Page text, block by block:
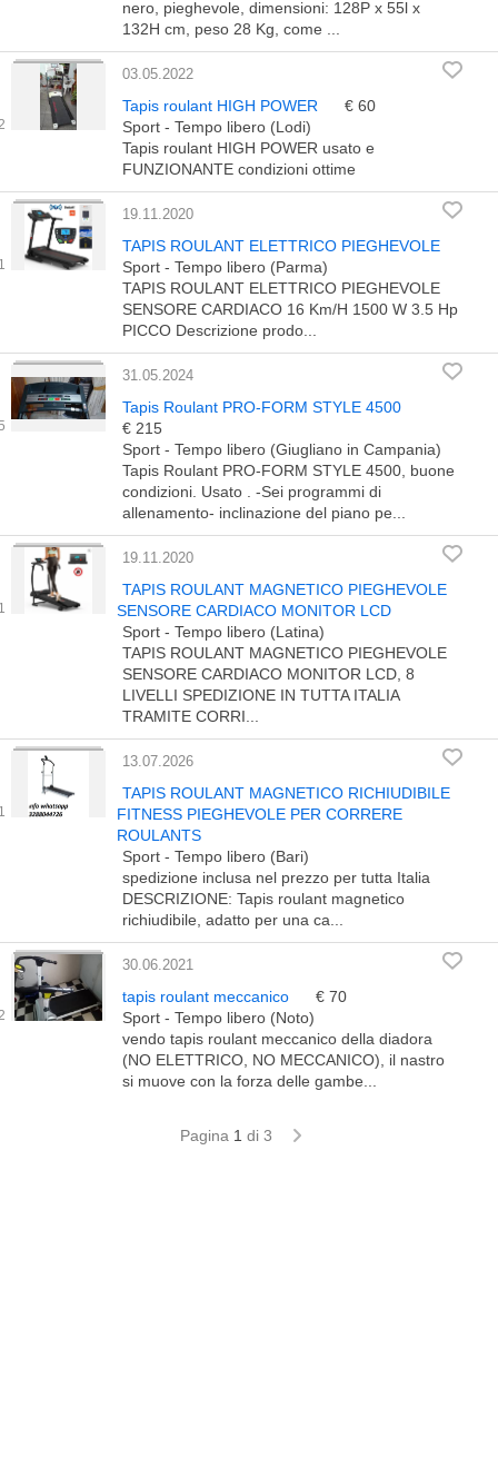
nero, pieghevole, dimensioni: 128P x 55l x
132H cm, peso 28 Kg, come ...
03.05.2022
Tapis roulant HIGH POWER
€ 60
Sport - Tempo libero (Lodi)
Tapis roulant HIGH POWER usato e
FUNZIONANTE condizioni ottime
19.11.2020
TAPIS ROULANT ELETTRICO PIEGHEVOLE
Sport - Tempo libero (Parma)
TAPIS ROULANT ELETTRICO PIEGHEVOLE
SENSORE CARDIACO 16 Km/H 1500 W 3.5 Hp
PICCO Descrizione prodo...
31.05.2024
Tapis Roulant PRO-FORM STYLE 4500
€ 215
Sport - Tempo libero (Giugliano in Campania)
Tapis Roulant PRO-FORM STYLE 4500, buone
condizioni. Usato . -Sei programmi di
allenamento- inclinazione del piano pe...
19.11.2020
TAPIS ROULANT MAGNETICO PIEGHEVOLE
SENSORE CARDIACO MONITOR LCD
Sport - Tempo libero (Latina)
TAPIS ROULANT MAGNETICO PIEGHEVOLE
SENSORE CARDIACO MONITOR LCD, 8
LIVELLI SPEDIZIONE IN TUTTA ITALIA
TRAMITE CORRI...
13.07.2026
TAPIS ROULANT MAGNETICO RICHIUDIBILE
FITNESS PIEGHEVOLE PER CORRERE
ROULANTS
Sport - Tempo libero (Bari)
spedizione inclusa nel prezzo per tutta Italia
DESCRIZIONE: Tapis roulant magnetico
richiudibile, adatto per una ca...
30.06.2021
tapis roulant meccanico
€ 70
Sport - Tempo libero (Noto)
vendo tapis roulant meccanico della diadora
(NO ELETTRICO, NO MECCANICO), il nastro
si muove con la forza delle gambe...
Pagina 1 di 3